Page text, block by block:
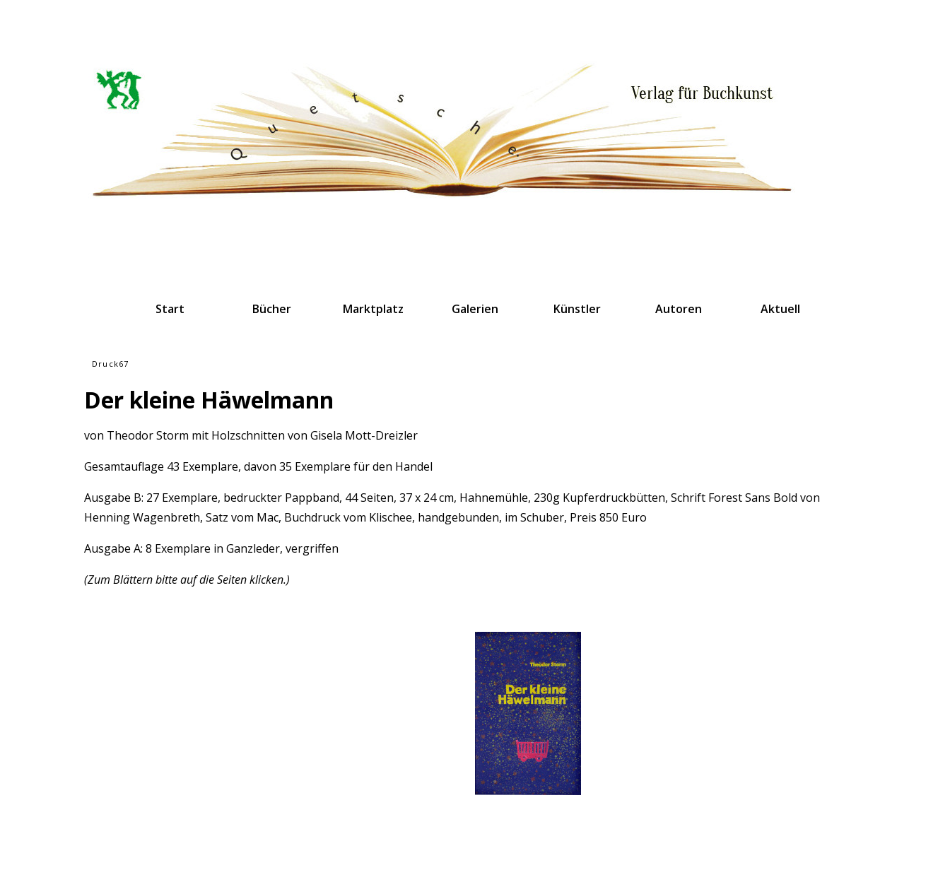
Start Bücher Marktplatz Galerien Künstler Autoren Aktuell
Druck67
Der kleine Häwelmann
von Theodor Storm mit Holzschnitten von Gisela Mott-Dreizler
Gesamtauflage 43 Exemplare, davon 35 Exemplare für den Handel
Ausgabe B: 27 Exemplare, bedruckter Pappband, 44 Seiten, 37 x 24 cm, Hahnemühle, 230g Kupferdruckbütten, Schrift Forest Sans Bold von
Henning Wagenbreth, Satz vom Mac, Buchdruck vom Klischee, handgebunden, im Schuber, Preis 850 Euro
Ausgabe A: 8 Exemplare in Ganzleder, vergriffen
(Zum Blättern bitte auf die Seiten klicken.)